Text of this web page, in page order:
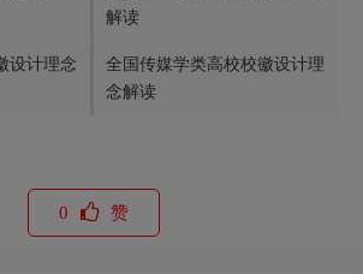
解读
设计理念
全国传媒学类高校校徽设计理
念解读
0 赞